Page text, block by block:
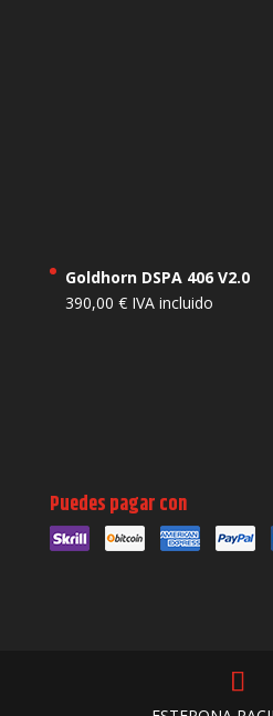
Goldhorn DSPA 406 V2.0
390,00 € IVA incluido
Puedes pagar con